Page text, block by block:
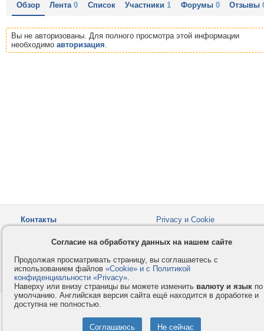
Обзор Лента0 Список Участники1 Форумы 0 Отзывы
Вы не авторизованы. Для полного просмотра этой информации
необходимо авторизация.
Контакты
Privacy и Cookie
Как оплатить
Форумы
© 2008-2026VMESTE.EU
Согласие на обработку данных на нашем сайте
Продолжая просматривать страницу, вы соглашаетесь с
использованием файлов «Cookie» и с Политикой
конфиденциальности «Privacy».
Наверху или внизу страницы вы можете изменить валюту и язык по
умолчанию. Английская версия сайта ещё находится в доработке и
доступна не полностью.